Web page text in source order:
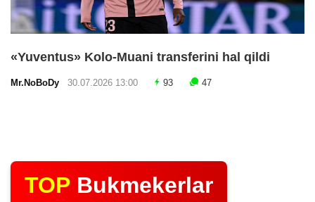
«Yuventus» Kolo-Muani transferini hal qildi
Mr.NoBoDy 30.07.2026 13:00 93 47
TOP Bukmekerlar